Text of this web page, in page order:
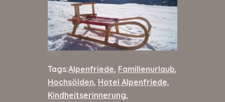
Tags:Alpenfriede, Familienurlaub,
Hochsölden, Hotel Alpenfriede,
Kindheitserinnerung,